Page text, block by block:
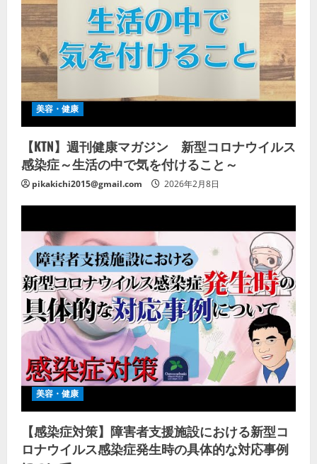
美容・健康
【KTN】週刊健康マガジン 新型コロナウイルス
感染症～生活の中で気を付けること～
pikakichi2015@gmail.com 2026年2月8日
美容・健康
【感染症対策】障害者支援施設における新型コ
ロナウイルス感染症発生時の具体的な対応事例